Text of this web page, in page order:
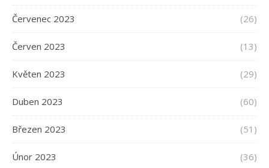
Červenec 2023 (26)
Červen 2023 (13)
Květen 2023 (29)
Duben 2023 (60)
Březen 2023 (51)
Únor 2023 (36)